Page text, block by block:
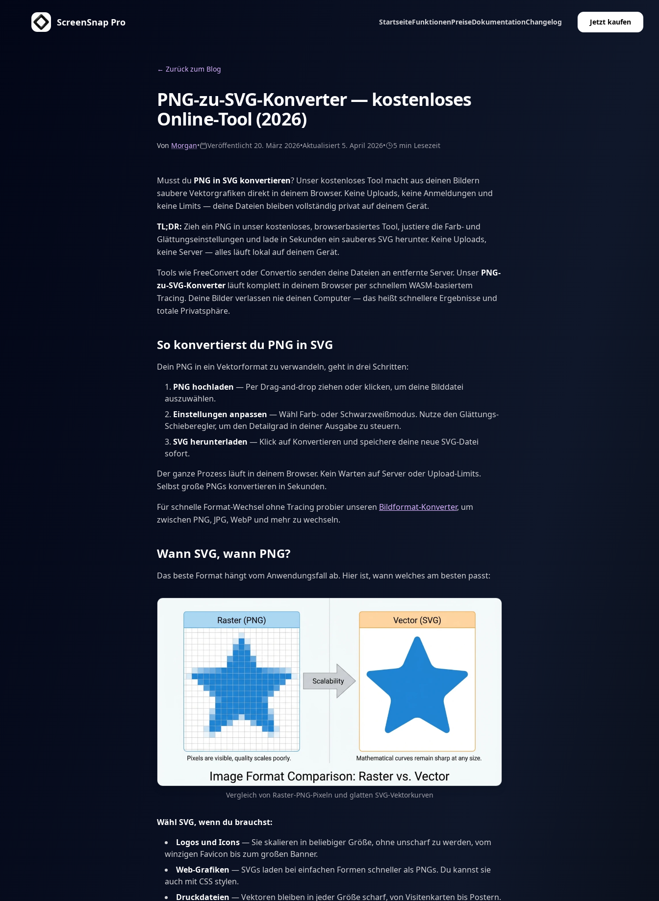
ScreenSnap Pro StartseiteFunktionenPreiseDokumentationChangelog Jetzt kaufen
← Zurück zum Blog
PNG-zu-SVG-Konverter — kostenloses
Online-Tool (2026)
Von Morgan• Veröffentlicht 20. März 2026•Aktualisiert 5. April 2026• 5 min Lesezeit
Musst du PNG in SVG konvertieren? Unser kostenloses Tool macht aus deinen Bildern
saubere Vektorgrafiken direkt in deinem Browser. Keine Uploads, keine Anmeldungen und
keine Limits — deine Dateien bleiben vollständig privat auf deinem Gerät.
TL;DR: Zieh ein PNG in unser kostenloses, browserbasiertes Tool, justiere die Farb- und
Glättungseinstellungen und lade in Sekunden ein sauberes SVG herunter. Keine Uploads,
keine Server — alles läuft lokal auf deinem Gerät.
Tools wie FreeConvert oder Convertio senden deine Dateien an entfernte Server. Unser PNG-
zu-SVG-Konverter läuft komplett in deinem Browser per schnellem WASM-basiertem
Tracing. Deine Bilder verlassen nie deinen Computer — das heißt schnellere Ergebnisse und
totale Privatsphäre.
So konvertierst du PNG in SVG
Dein PNG in ein Vektorformat zu verwandeln, geht in drei Schritten:
PNG hochladen — Per Drag-and-drop ziehen oder klicken, um deine Bilddatei
auszuwählen.
Einstellungen anpassen — Wähl Farb- oder Schwarzweißmodus. Nutze den Glättungs-
Schieberegler, um den Detailgrad in deiner Ausgabe zu steuern.
SVG herunterladen — Klick auf Konvertieren und speichere deine neue SVG-Datei
sofort.
Der ganze Prozess läuft in deinem Browser. Kein Warten auf Server oder Upload-Limits.
Selbst große PNGs konvertieren in Sekunden.
Für schnelle Format-Wechsel ohne Tracing probier unseren Bildformat-Konverter, um
zwischen PNG, JPG, WebP und mehr zu wechseln.
Wann SVG, wann PNG?
Das beste Format hängt vom Anwendungsfall ab. Hier ist, wann welches am besten passt:
Vergleich von Raster-PNG-Pixeln und glatten SVG-Vektorkurven
Wähl SVG, wenn du brauchst:
Logos und Icons— Sie skalieren in beliebiger Größe, ohne unscharf zu werden, vom
winzigen Favicon bis zum großen Banner.
Web-Grafiken — SVGs laden bei einfachen Formen schneller als PNGs. Du kannst sie
auch mit CSS stylen.
Druckdateien — Vektoren bleiben in jeder Größe scharf, von Visitenkarten bis Postern.